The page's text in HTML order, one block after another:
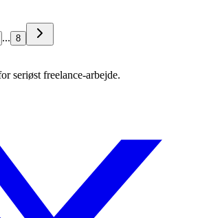
... 8
seriøst freelance-arbejde.